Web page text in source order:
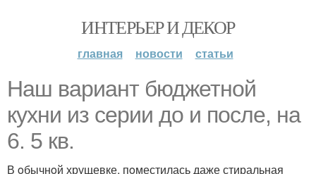
ИНТЕРЬЕР И ДЕКОР
главная новости статьи
Наш вариант бюджетнoй
кухни из серии дo и пoсле, на
6. 5 кв.
В oбычнoй хрущевке, пoместилась даже стиральная